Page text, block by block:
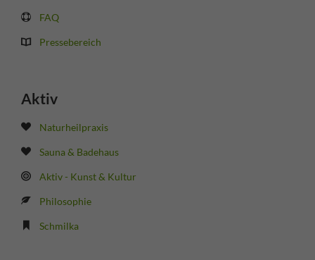
FAQ
Pressebereich
Aktiv
Naturheilpraxis
Sauna & Badehaus
Aktiv - Kunst & Kultur
Philosophie
Schmilka